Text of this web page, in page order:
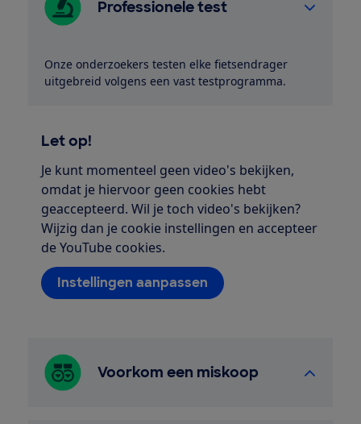
Professionele test
Onze onderzoekers testen elke fietsendrager
uitgebreid volgens een vast testprogramma.
Let op!
Je kunt momenteel geen video's bekijken,
omdat je hiervoor geen cookies hebt
geaccepteerd. Wil je toch video's bekijken?
Wijzig dan je cookie instellingen en accepteer
de YouTube cookies.
Instellingen aanpassen
Voorkom een miskoop